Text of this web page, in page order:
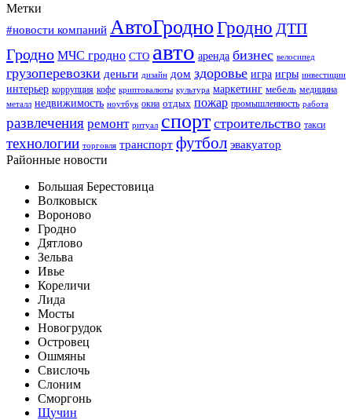
Метки
#новости компаний АвтоГродноГродно ДТП
Гродно МЧС гродно СТО авто аренда бизнес велосипед
грузоперевозки деньги дизайн дом здоровье игра игры инвестиции
интерьер коррупция кофе криптовалюты культура маркетинг мебель медицина
металл недвижимость ноутбук окна отдых пожар промышленность работа
развлечения ремонт ритуал спорт строительство такси
технологии торговля транспорт футбол эвакуатор
Районные новости
Большая Берестовица
Волковыск
Вороново
Гродно
Дятлово
Зельва
Ивье
Кореличи
Лида
Мосты
Новогрудок
Островец
Ошмяны
Свислочь
Слоним
Сморгонь
Щучин